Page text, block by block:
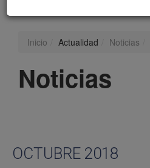
Inicio Actualidad Noticias
Noticias
OCTUBRE 2018